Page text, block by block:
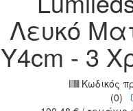
Λευκό
Υ4cm - 3
Κωδικός
(0)